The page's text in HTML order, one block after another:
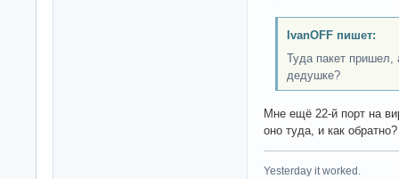
IvanOFF пишет:
Туда пакет пришел,
дедушке?
Мне ещё 22-й порт на
оно туда, и как обратно?
Yesterday it worked.